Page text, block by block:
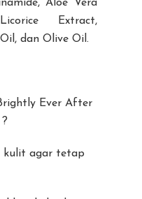
Aloe Vera
Extract,
dan Olive Oil.
Ever After
kulit agar tetap